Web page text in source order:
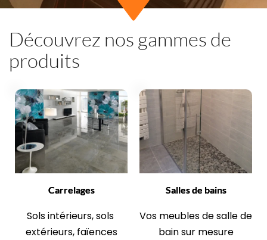
Découvrez nos gammes de
produits
Carrelages
Sols intérieurs, sols
extérieurs, faïences
Salles de bains
Vos meubles de salle de
bain sur mesure